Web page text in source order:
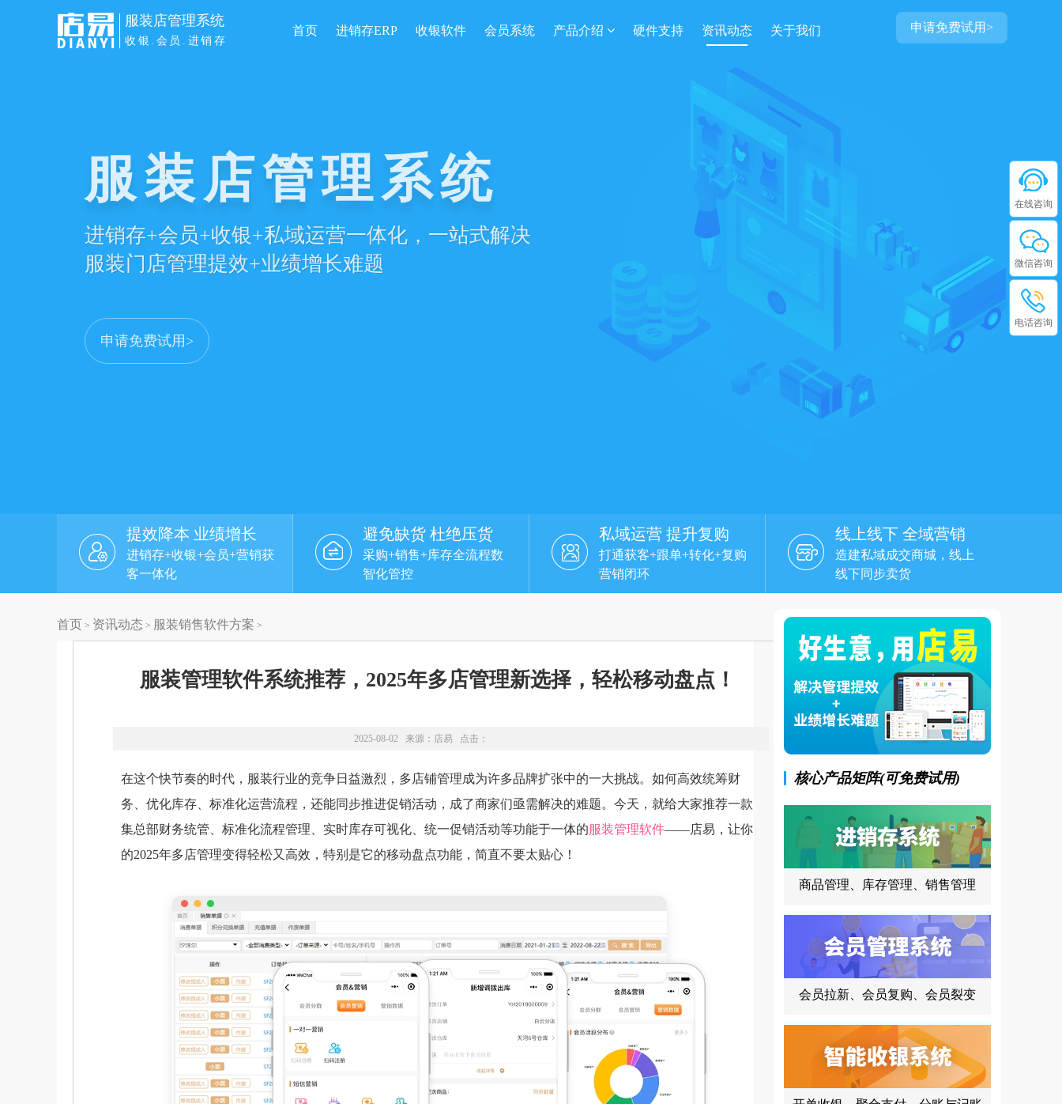
申请免费试用>
服装店管理系统
收银.会员.进销存
首页 进销存ERP 收银软件 会员系统 产品介绍 硬件支持 资讯动态 关于我们
服装店管理系统
进销存+会员+收银+私域运营一体化，一站式解决
服装门店管理提效+业绩增长难题
申请免费试用>
提效降本 业绩增长
进销存+收银+会员+营销获
客一体化
避免缺货 杜绝压货
采购+销售+库存全流程数
智化管控
私域运营 提升复购
打通获客+跟单+转化+复购
营销闭环
线上线下 全域营销
造建私域成交商城，线上
线下同步卖货
首页 > 资讯动态 > 服装销售软件方案 >
服装管理软件系统推荐，2025年多店管理新选择，轻松移动盘点！
2025-08-02 来源： 店易 点击：
在这个快节奏的时代，服装行业的竞争日益激烈，多店铺管理成为许多品牌扩张中的一大挑战。如何高效统筹财
务、优化库存、标准化运营流程，还能同步推进促销活动，成了商家们亟需解决的难题。今天，就给大家推荐一款
集总部财务统管、标准化流程管理、实时库存可视化、统一促销活动等功能于一体的服装管理软件——店易，让你
的2025年多店管理变得轻松又高效，特别是它的移动盘点功能，简直不要太贴心！
核心产品矩阵(可免费试用)
商品管理、库存管理、销售管理
会员拉新、会员复购、会员裂变
在线咨询
微信咨询
电话咨询